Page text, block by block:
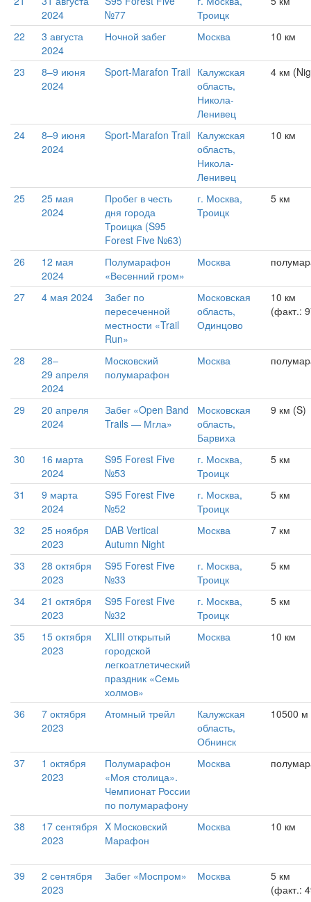
2024
№77
Троицк
22
3 августа
2024
Ночной забег Москва 10 км
23
8–9 июня
2024
Sport-Marafon Trail Калужская
область,
Никола-
Ленивец
4 км
24
8–9 июня
2024
Sport-Marafon Trail Калужская
область,
Никола-
Ленивец
10 км
25
25 мая
2024
Пробег в честь
дня города
Троицка (S95
Forest Five №63)
г. Москва,
Троицк
5 км
26
12 мая
2024
Полумарафон
«Весенний гром»
Москва
27 4 мая 2024
Забег по
пересеченной
местности «Trail
Run»
Московская
область,
Одинцово
10 км
(факт.:
28
28–
29 апреля
2024
Московский
полумарафон
Москва
29
20 апреля
2024
Забег «Open Band
Trails — Мгла»
Московская
область,
Барвиха
9 км (S)
30
16 марта
2024
S95 Forest Five
№53
г. Москва,
Троицк
5 км
31
9 марта
2024
S95 Forest Five
№52
г. Москва,
Троицк
5 км
32
25 ноября
2023
DAB Vertical
Autumn Night
Москва 7 км
33
28 октября
2023
S95 Forest Five
№33
г. Москва,
Троицк
5 км
34
21 октября
2023
S95 Forest Five
№32
г. Москва,
Троицк
5 км
35
15 октября
2023
XLIII открытый
городской
легкоатлетический
праздник «Семь
холмов»
Москва 10 км
36
7 октября
2023
Атомный трейл
Калужская
область,
Обнинск
10500 м
37
1 октября
2023
Полумарафон
«Моя столица».
Чемпионат России
по полумарафону
Москва
38
17 сентября
2023
X Московский
Марафон
Москва 10 км
39
2 сентября
2023
Забег «Моспром» Москва
5 км
(факт.: